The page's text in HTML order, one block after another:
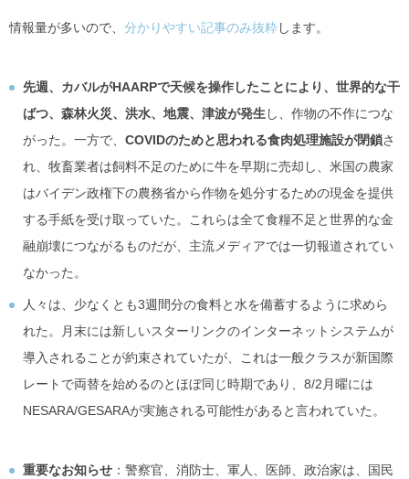
情報量が多いので、 分かりやすい記事のみ抜粋します。
先週、カバルがHAARPで天候を操作したことにより、世界的な干
ばつ、森林火災、洪水、地震、津波が発生し、作物の不作につな
がった。一方で、 COVIDのためと思われる食肉処理施設が閉鎖さ
れ、牧畜業者は飼料不足のために牛を早期に売却し、米国の農家
はバイデン政権下の農務省から作物を処分するための現金を提供
する手紙を受け取っていた。これらは全て食糧不足と世界的な金
融崩壊につながるものだが、主流メディアでは一切報道されてい
なかった。
人々は、少なくとも3週間分の食料と水を備蓄するように求めら
れた。月末には新しいスターリンクのインターネットシステムが
導入されることが約束されていたが、これは一般クラスが新国際
レートで両替を始めるのとほぼ同じ時期であり、8/2月曜には
NESARA/GESARAが実施される可能性があると言われていた。
重要なお知らせ ：警察官、消防士、軍人、医師、政治家は、国民